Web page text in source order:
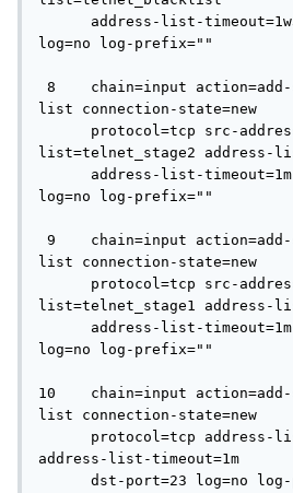
log=no log-prefix=""
list connection-state=new
list=telnet_stage2 address-
log=no log-prefix=""
list connection-state=new
list=telnet_stage1 address-
log=no log-prefix=""
10    chain=input
list connection-state=new
address-list-timeout=1m